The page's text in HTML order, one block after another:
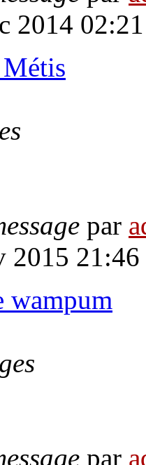
2014 02:21
par
2015 21:46
wampum
par